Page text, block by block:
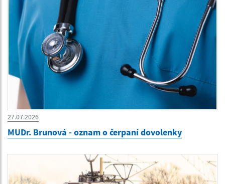
27.07.2026
MUDr. Brunová - oznam o čerpaní dovolenky